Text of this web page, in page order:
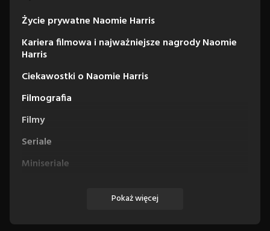
Życie prywatne Naomie Harris
Kariera filmowa i najważniejsze nagrody Naomie
Harris
Ciekawostki o Naomie Harris
Filmografia
Filmy
Seriale
Miniseriale
Pokaż więcej